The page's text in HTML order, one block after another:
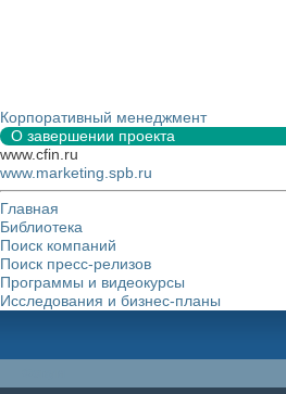
Корпоративный менеджмент
О завершении проекта
www.cfin.ru
www.marketing.spb.ru
Главная
Библиотека
Поиск компаний
Поиск пресс-релизов
Программы и видеокурсы
Исследования и бизнес-планы